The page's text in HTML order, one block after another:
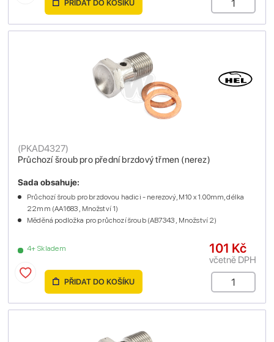
PŘIDAT DO KOŠÍKU
Průchozí šroub pro přední brzdový třmen (nerez)
(PKAD4327)
4+ Skladem
Sada obsahuje:
Průchozí šroub pro brzdovou hadici - nerezový, M10 x 1.00mm, délka
22mm (AA1683 , Množství 1)
Měděná podložka pro průchozí šroub (AB7343 , Množství 2)
101 Kč
včetně DPH
PŘIDAT DO KOŠÍKU